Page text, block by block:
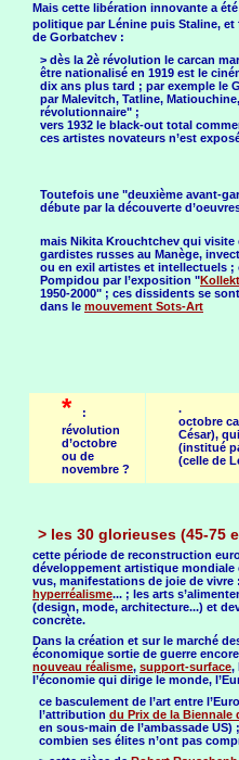
Mais cette libération innovante a
politique par Lénine puis Staline,
de Gorbatchev :
> dès la 2è révolution le carcan
être nationalisé en 1919 est le
dix ans plus tard ; par exemple le
par Malevitch, Tatline,
révolutionnaire" ;
vers 1932 le black-out total
ces artistes novateurs n’est
Toutefois une "deuxième avant-
débute par la découverte
mais Nikita Krouchtchev qui visite
gardistes russes au Manège,
ou en exil artistes et intellectuels ;
Pompidou par l’exposition "
1950-2000" ; ces dissidents se
dans le mouvement Sots-Art
*
:
révolution
d’octobre
ou de
novembre ?
.
octobre
César),
(institué
(celle de
> les 30 glorieuses (45-75
cette période de reconstruction
développement artistique
vus, manifestations de joie de vivre :
hyperréalisme... ; les arts
(design, mode, architecture...) et
concrète.
Dans la création et sur le marché
économique sortie de guerre
nouveau réalisme, support-surface,
l’économie qui dirige le monde,
ce basculement de l’art entre
l’attribution du Prix de la Biennale
en sous-main de l’ambassade
combien ses élites n’ont pas